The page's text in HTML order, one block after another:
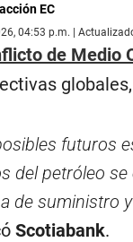
EC
04:53 p.m. |
de Medio
futuros
del petróleo
de suministro
Scotiabank.